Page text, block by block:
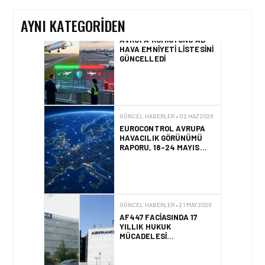
AYNI KATEGORIDEN
GÜNCEL HABERLER • 02 HAZ 2026
EUROCONTROL AVRUPA
HAVACILIK GÖRÜNÜMÜ
GÜNCEL HABERLER • 21 MAY 2026
AF447 FACIASINDA 17
YILLIK HUKUK
HAVACILIK • 10 MAR 2026
İSTANBUL HAVALIMANI
AVRUPA’NIN EN YOĞUN